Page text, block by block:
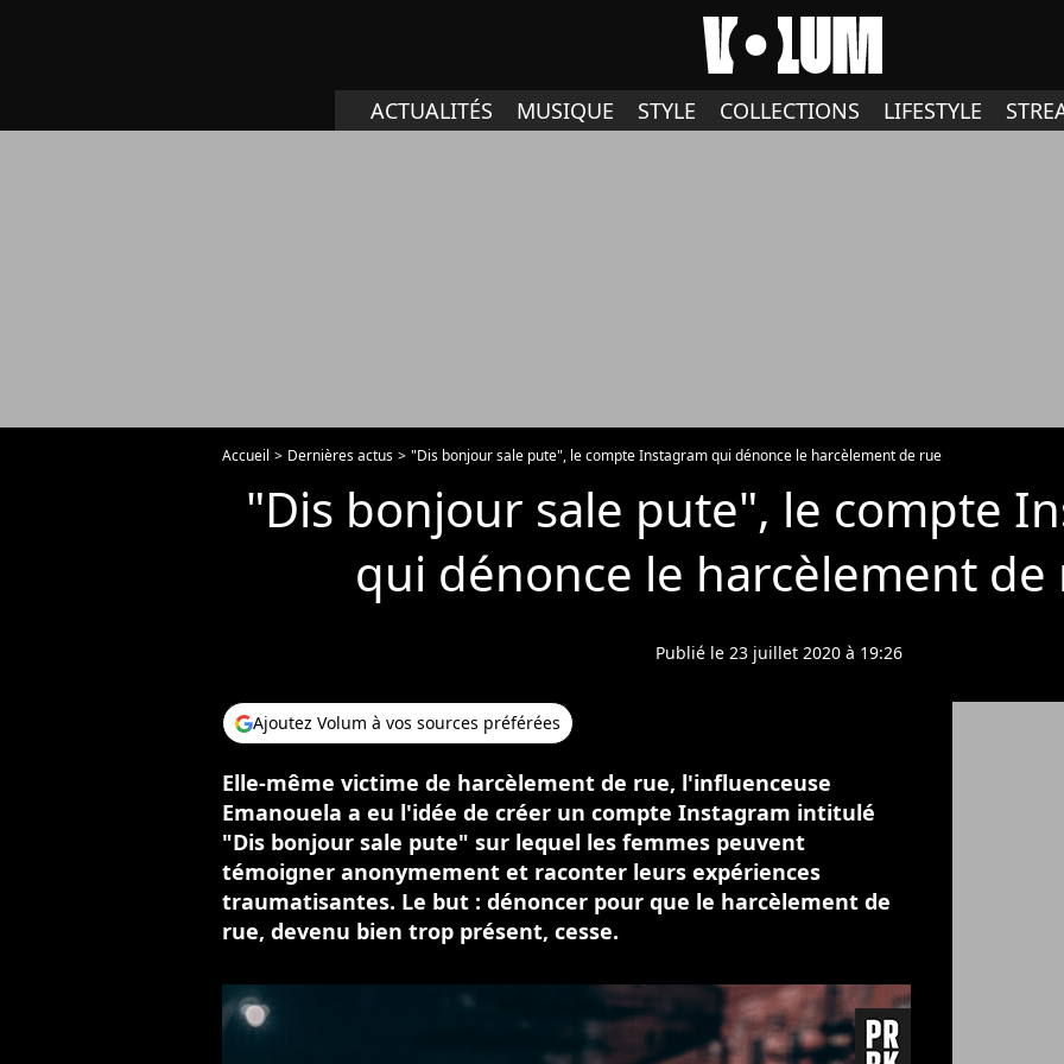
ACTUALITÉS MUSIQUE STYLE COLLECTIONS LIFESTYLE
Accueil Dernières actus "Dis bonjour sale pute", le compte Instagram qui dénonce le harcèlement de rue
"Dis bonjour sale pute", le compte
qui dénonce le harcèlement de
Publié le 23 juillet 2020 à 19:26
Ajoutez Volum à vos sources préférées
Elle-même victime de harcèlement de rue, l'influenceuse
Emanouela a eu l'idée de créer un compte Instagram intitulé
"Dis bonjour sale pute" sur lequel les femmes peuvent
témoigner anonymement et raconter leurs expériences
traumatisantes. Le but : dénoncer pour que le harcèlement de
rue, devenu bien trop présent, cesse.